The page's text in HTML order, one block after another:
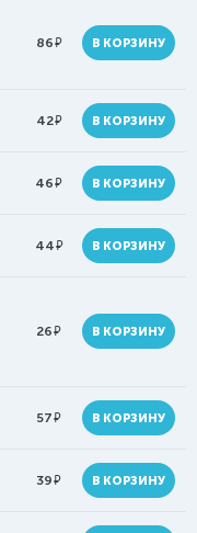
86руб. В КОРЗИНУ
42руб. В КОРЗИНУ
46руб. В КОРЗИНУ
44руб. В КОРЗИНУ
26руб. В КОРЗИНУ
57руб. В КОРЗИНУ
39руб. В КОРЗИНУ